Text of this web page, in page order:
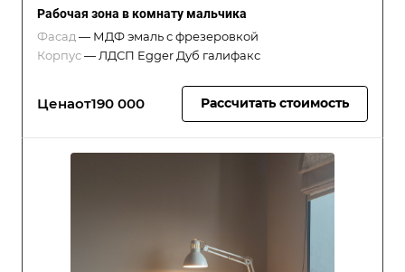
Рабочая зона в комнату мальчика
Фасад — МДФ эмаль с фрезеровкой
Корпус— ЛДСП Egger Дуб галифакс
Ценаот190 000 Рассчитать стоимость